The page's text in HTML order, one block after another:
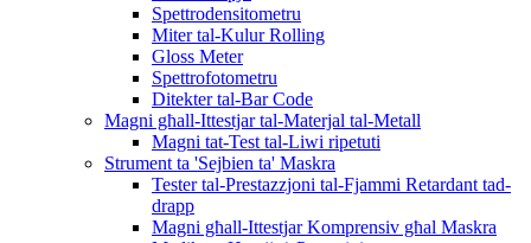
Spettrodensitometru
Miter tal-Kulur Rolling
Gloss Meter
Spettrofotometru
Ditekter tal-Bar Code
Magni għall-Ittestjar tal-Materjal tal-Metall
Magni tat-Test tal-Liwi ripetuti
Strument ta 'Sejbien ta' Maskra
Tester tal-Prestazzjoni tal-Fjammi Retardant tad-
drapp
Magni għall-Ittestjar Komprensiv għal Maskra